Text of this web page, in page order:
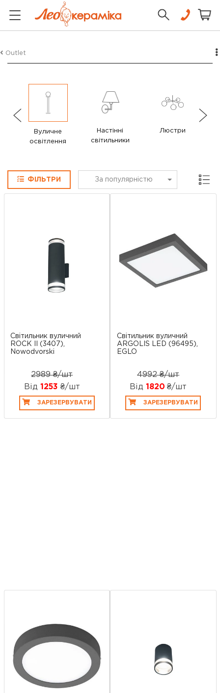
Outlet
Вуличне
освітлення
Настінні
світильники
Люстри
ФІЛЬТРИ За популярністю Сітка
Світильник вуличний
ROCK II (3407),
Nowodvorski
2989 ₴/шт
Від 1253 ₴/шт
ЗАРЕЗЕРВУВАТИ
Світильник вуличний
ARGOLIS LED (96495),
EGLO
4992 ₴/шт
Від 1820₴/шт
ЗАРЕЗЕРВУВАТИ